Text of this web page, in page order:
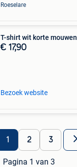
Roeselare
T-shirt wit korte mouwen
€ 17,90
Bezoek website
1 2 3
Pagina 1 van 3